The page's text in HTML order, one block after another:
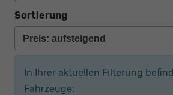
Sortierung
In Ihrer aktuellen Filterung
Fahrzeuge: